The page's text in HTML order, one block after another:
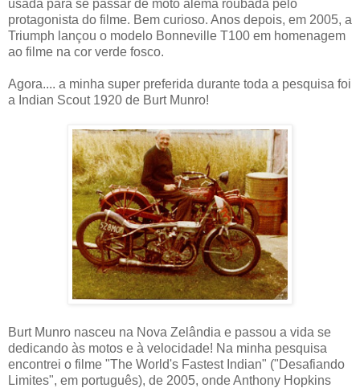
usada para se passar de moto alemã roubada pelo
protagonista do filme. Bem curioso. Anos depois, em 2005, a
Triumph lançou o modelo Bonneville T100 em homenagem
ao filme na cor verde fosco.
Agora.... a minha super preferida durante toda a pesquisa foi
a Indian Scout 1920 de Burt Munro!
Burt Munro nasceu na Nova Zelândia e passou a vida se
dedicando às motos e à velocidade! Na minha pesquisa
encontrei o filme "The World's Fastest Indian" ("Desafiando
Limites", em português), de 2005, onde Anthony Hopkins